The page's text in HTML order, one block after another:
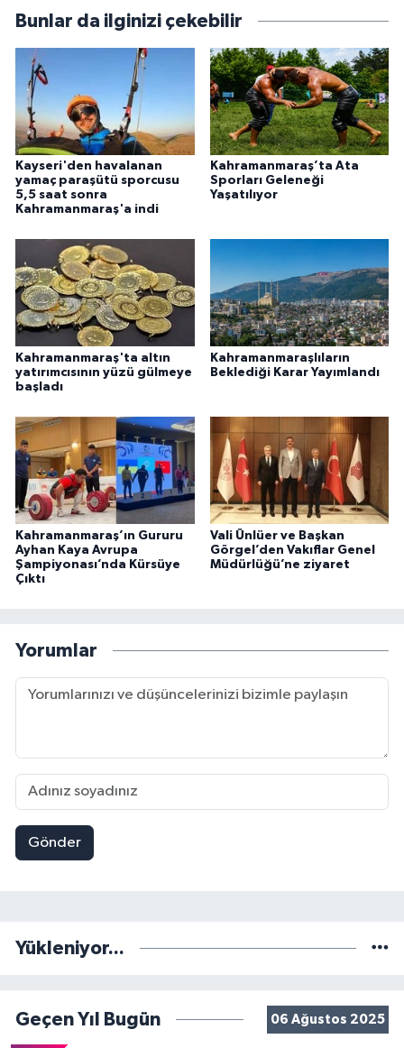
Bunlar da ilginizi çekebilir
Kayseri'den havalanan
yamaç paraşütü sporcusu
5,5 saat sonra
Kahramanmaraş'a indi
Kahramanmaraş’ta Ata
Sporları Geleneği
Yaşatılıyor
Kahramanmaraş'ta altın
yatırımcısının yüzü gülmeye
başladı
Kahramanmaraşlıların
Beklediği Karar Yayımlandı
Kahramanmaraş’ın Gururu
Ayhan Kaya Avrupa
Şampiyonası’nda Kürsüye
Çıktı
Vali Ünlüer ve Başkan
Görgel’den Vakıflar Genel
Müdürlüğü’ne ziyaret
Yorumlar
Gönder
Yükleniyor...
Geçen Yıl Bugün 06 Ağustos 2025